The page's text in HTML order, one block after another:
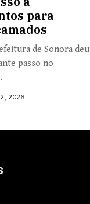
para
de Sonora deu
passo no
2026